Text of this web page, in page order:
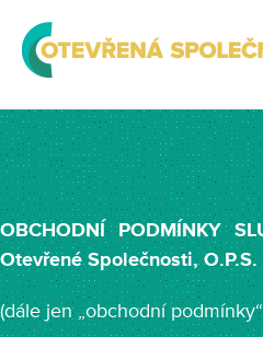
OBCHODNÍ PODMÍNKY
Otevřené Společnosti, O.P.S.
(dále jen „obchodní